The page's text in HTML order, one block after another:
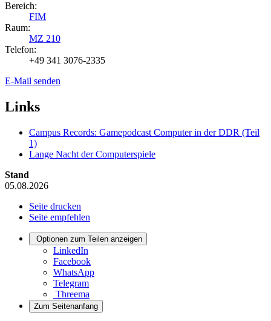
Bereich:
FIM
Raum:
MZ 210
Telefon:
+49 341 3076-2335
E-Mail senden
Links
Campus Records: Gamepodcast Computer in der DDR (Teil
1)
Lange Nacht der Computerspiele
Stand
05.08.2026
Seite drucken
Seite empfehlen
Optionen zum Teilen anzeigen
LinkedIn
Facebook
WhatsApp
Telegram
Threema
Zum Seitenanfang